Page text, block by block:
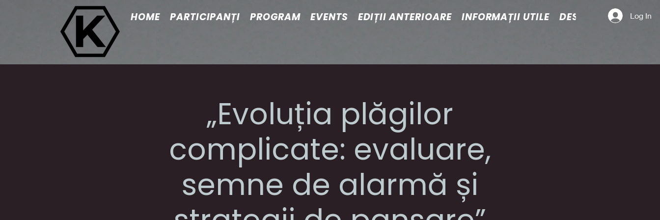
Log In
HOME PARTICIPANȚI PROGRAM EVENTS EDIȚII ANTERIOARE INFORMAȚII UTILE DESPRE NOI
„Evoluția plăgilor
complicate: evaluare,
semne de alarmă și